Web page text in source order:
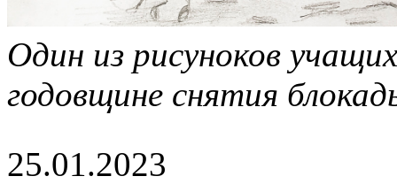
Один из рисуноков
годовщине снятия
25.01.2023